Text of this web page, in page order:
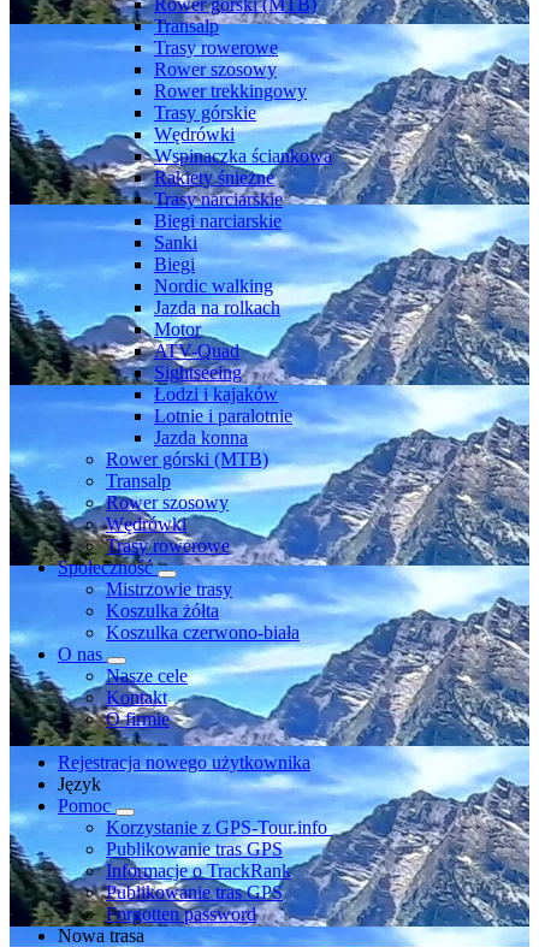
Transalp
Trasy rowerowe
Rower szosowy
Rower trekkingowy
Trasy górskie
Wędrówki
Wspinaczka ściankowa
Rakiety śnieżne
Trasy narciarskie
Biegi narciarskie
Sanki
Biegi
Nordic walking
Jazda na rolkach
Motor
ATV-Quad
Sightseeing
Łodzi i kajaków
Lotnie i paralotnie
Jazda konna
Rower górski (MTB)
Transalp
Rower szosowy
Wędrówki
Trasy rowerowe
Społeczność
Mistrzowie trasy
Koszulka żółta
Koszulka czerwono-biała
O nas
Nasze cele
Kontakt
O firmie
Rejestracja nowego użytkownika
Język
Pomoc
Korzystanie z GPS-Tour.info
Publikowanie tras GPS
Informacje o TrackRank
Publikowanie tras GPS
Forgotten password
Nowa trasa